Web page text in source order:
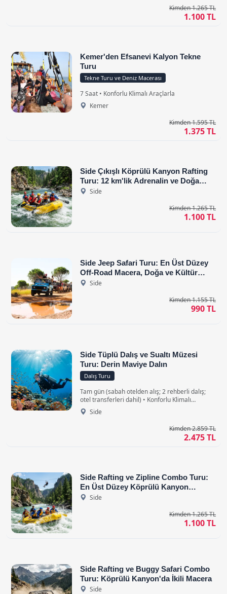
Kimden 1.265 TL
1.100 TL
Kemer'den Efsanevi Kalyon Tekne
Turu
Tekne Turu ve Deniz Macerası
7 Saat • Konforlu Klimalı Araçlarla
Kemer
Kimden 1.595 TL
1.375 TL
Side Çıkışlı Köprülü Kanyon Rafting
Turu: 12 km'lik Adrenalin ve Doğa
Macerası
Side
Kimden 1.265 TL
1.100 TL
Side Jeep Safari Turu: En Üst Düzey
Off-Road Macera, Doğa ve Kültür
Keşfi
Side
Kimden 1.155 TL
990 TL
Side Tüplü Dalış ve Sualtı Müzesi
Turu: Derin Maviye Dalın
Dalış Turu
Tam gün (sabah otelden alış; 2 rehberli dalış;
otel transferleri dahil) • Konforlu Klimalı
Araçlarla
Side
Kimden 2.859 TL
2.475 TL
Side Rafting ve Zipline Combo Turu:
En Üst Düzey Köprülü Kanyon
Macerası
Side
Kimden 1.265 TL
1.100 TL
Side Rafting ve Buggy Safari Combo
Turu: Köprülü Kanyon'da İkili Macera
Side